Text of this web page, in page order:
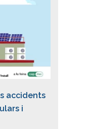
accidents
i